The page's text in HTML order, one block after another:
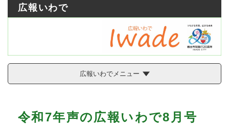
広報いわで
広報いわでメニュー
令和7年声の広報いわで8月号